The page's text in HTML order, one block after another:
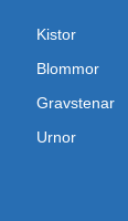
Kistor
Blommor
Gravstenar
Urnor